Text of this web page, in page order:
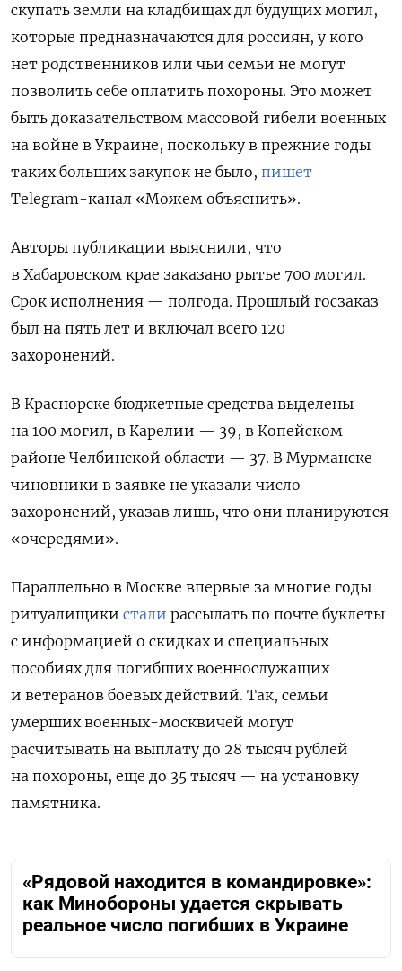
скупать земли на кладбищах дл будущих могил,
которые предназначаются для россиян, у кого
нет родственников или чьи семьи не могут
позволить себе оплатить похороны. Это может
быть доказательством массовой гибели военных
на войне в Украине, поскольку в прежние годы
таких больших закупок не было, пишет
Telegram-канал «Можем объяснить».
Авторы публикации выяснили, что
в Хабаровском крае заказано рытье 700 могил.
Срок исполнения — полгода. Прошлый госзаказ
был на пять лет и включал всего 120
захоронений.
В Краснорске бюджетные средства выделены
на 100 могил, в Карелии — 39, в Копейском
районе Челбинской области — 37. В Мурманске
чиновники в заявке не указали число
захоронений, указав лишь, что они планируются
«очередями».
Параллельно в Москве впервые за многие годы
ритуалищики стали рассылать по почте буклеты
с информацией о скидках и специальных
пособиях для погибших военнослужащих
и ветеранов боевых действий. Так, семьи
умерших военных-москвичей могут
расчитывать на выплату до 28 тысяч рублей
на похороны, еще до 35 тысяч — на установку
памятника.
«Рядовой находится в командировке»:
как Минобороны удается скрывать
реальное число погибших в Украине